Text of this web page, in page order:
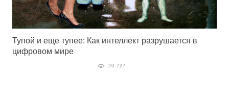
Тупой и еще тупее: Как интеллект разрушается в
цифровом мире
20 727